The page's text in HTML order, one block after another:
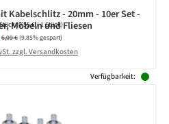
Kabelschlitz - 20mm - 10er Set -
Möbeln und Fliesen
(0,55 € / 1 Stück)
Regulärer Preis:
6,09 €(9.85% gespart)
zzgl. Versandkosten
Verfügbarkeit: